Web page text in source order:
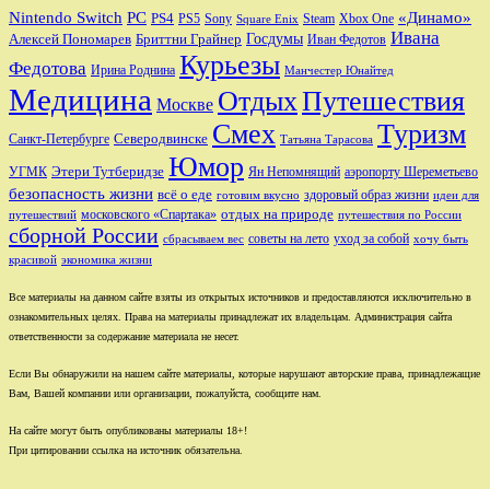
Nintendo Switch PC PS4 PS5 Sony Square Enix Steam Xbox One «Динамо»
Алексей Пономарев Бриттни Грайнер Госдумы Иван Федотов Ивана
Федотова Ирина Роднина Курьезы Манчестер Юнайтед
Медицина Москве ОтдыхПутешествия
Санкт-Петербурге Северодвинске Смех Татьяна Тарасова Туризм
УГМК Этери Тутберидзе Юмор Ян Непомнящий аэропорту Шереметьево
безопасность жизни всё о еде готовим вкусно здоровый образ жизни идеи для
путешествий московского «Спартака» отдых на природе путешествия по России
сборной России сбрасываем вес советы на лето уход за собой хочу быть
красивой экономика жизни
Все материалы на данном сайте взяты из открытых источников и предоставляются исключительно в
ознакомительных целях. Права на материалы принадлежат их владельцам. Администрация сайта
ответственности за содержание материала не несет.
Если Вы обнаружили на нашем сайте материалы, которые нарушают авторские права, принадлежащие
Вам, Вашей компании или организации, пожалуйста, сообщите нам.
На сайте могут быть опубликованы материалы 18+!
При цитировании ссылка на источник обязательна.